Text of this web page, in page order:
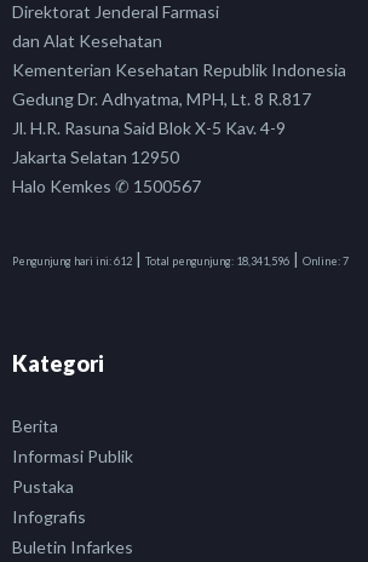
Direktorat Jenderal Farmasi
dan Alat Kesehatan
Kementerian Kesehatan Republik Indonesia
Gedung Dr. Adhyatma, MPH, Lt. 8 R.817
Jl. H.R. Rasuna Said Blok X-5 Kav. 4-9
Jakarta Selatan 12950
Halo Kemkes ✆ 1500567
Pengunjung hari ini:612 | Total pengunjung: 18,341,596 | Online:7
Kategori
Berita
Informasi Publik
Pustaka
Infografis
Buletin Infarkes